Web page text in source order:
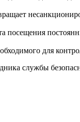
посещения
для
службы